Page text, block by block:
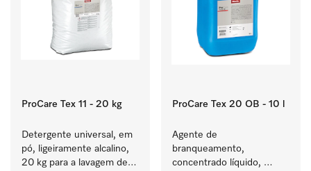
ProCare Tex 11 - 20 kg
Detergente universal, em
pó, ligeiramente alcalino,
20 kg para a lavagem de
ProCare Tex 20 OB - 10 l
Agente de
branqueamento,
concentrado líquido,